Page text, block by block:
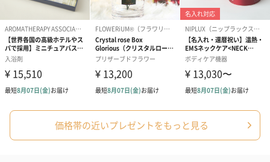
プリザーブドフラワー
ブーケ（ピンク）
（2,580円）
プリザーブドフラワー
ブーケ（ブルー）
（2,580円）
アミュレット
ク）（1,500円
紅茶・コーヒー・スイーツ
価格帯の近いプレゼントをもっと見る